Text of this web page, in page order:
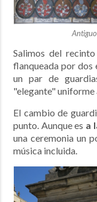
Salimos del
flanqueada por
un par de
"elegante" uniforme
El cambio de
punto. Aunque es a
una ceremonia un
música incluida.